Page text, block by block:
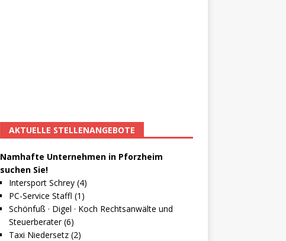
AKTUELLE STELLENANGEBOTE
Namhafte Unternehmen in Pforzheim
suchen Sie!
Intersport Schrey (4)
PC-Service Staffl (1)
Schönfuß · Digel · Koch Rechtsanwälte und
Steuerberater (6)
Taxi Niedersetz (2)